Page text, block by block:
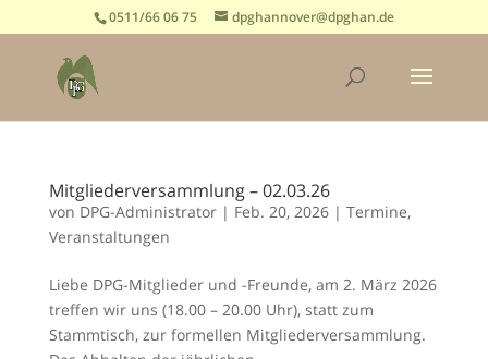
0511/66 06 75 dpghannover@dpghan.de
Mitgliederversammlung – 02.03.26
von DPG-Administrator| Feb. 20, 2026| Termine,
Veranstaltungen
Liebe DPG-Mitglieder und -Freunde, am 2. März 2026
treffen wir uns (18.00 – 20.00 Uhr), statt zum
Stammtisch, zur formellen Mitgliederversammlung.